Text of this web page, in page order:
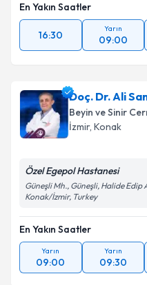
En Yakın Saatler
16:30
Yarın
09:00
Doç. Dr. Ali
Beyin ve Sinir
İzmir, Konak
Özel Egepol Hastanesi
Güneşli Mh., Güneşli, Halide Edip
Konak/İzmir, Turkey
En Yakın Saatler
Yarın
09:00
Yarın
09:30